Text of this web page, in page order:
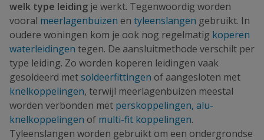
welk type leiding je werkt. Tegenwoordig worden
vooral meerlagenbuizen en tyleenslangen gebruikt. In
oudere woningen kom je ook nog regelmatig koperen
waterleidingen tegen. De aansluitmethode verschilt per
type leiding. Zo worden koperen leidingen vaak
gesoldeerd metsoldeerfittingen of aangesloten met
knelkoppelingen, terwijl meerlagenbuizen meestal
worden verbonden met perskoppelingen, alu-
knelkoppelingen of multi-fit koppelingen.
Tyleenslangen worden gebruikt om een ondergrondse